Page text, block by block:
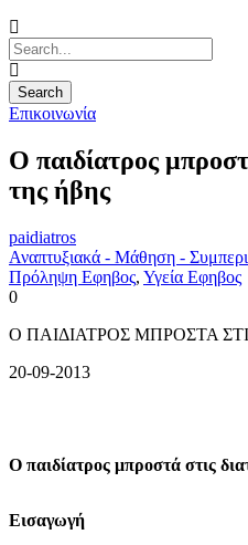
Επικοινωνία
Ο παιδίατρος
της ήβης
paidiatros
Αναπτυξιακά - Μάθηση -
Πρόληψη Εφηβος, Υγεία Εφηβος
0
Ο ΠΑΙΔΙΑΤΡΟΣ ΜΠΡΟΣΤΑ
20-09-2013
Ο παιδίατρος μπροστά στις
Εισαγωγή